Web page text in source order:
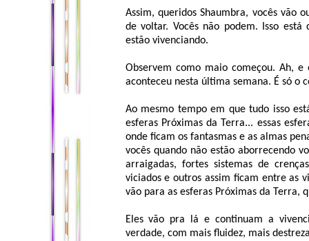
Assim, queridos Shaumbra, vocês vão
de voltar. Vocês não podem. Isso está
estão vivenciando.
Observem como maio começou. Ah,
aconteceu nesta última semana. É só o
Ao mesmo tempo em que tudo isso
esferas Próximas da Terra... essas
onde ficam os fantasmas e as almas
vocês quando não estão aborrecendo
arraigadas, fortes sistemas de
viciados e outros assim ficam entre as
vão para as esferas Próximas da Terra,
Eles vão pra lá e continuam a
verdade, com mais fluidez, mais